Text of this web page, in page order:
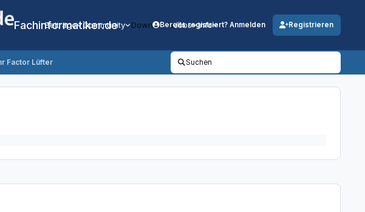
Fachinformatiker.de
Beiträge Community DownloadsJobs Info
Bereits registriert? Anmelden Registrieren
Factor Lüfter Suchen